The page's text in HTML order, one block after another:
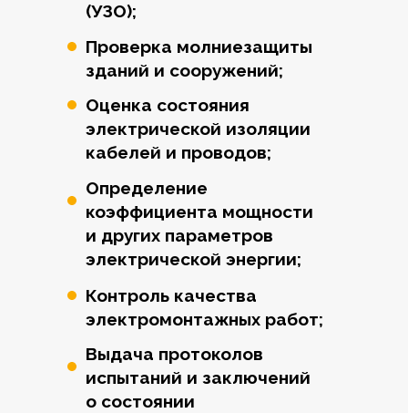
(УЗО);
Проверка молниезащиты
зданий и сооружений;
Оценка состояния
электрической изоляции
кабелей и проводов;
Определение
коэффициента мощности
и других параметров
электрической энергии;
Контроль качества
электромонтажных работ;
Выдача протоколов
испытаний и заключений
о состоянии